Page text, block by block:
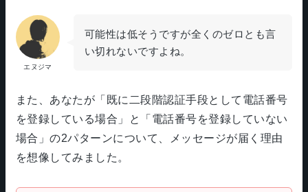
エヌジマ
可能性は低そうですが全くのゼロとも言
い切れないですよね。
また、あなたが「既に二段階認証手段として電話番号
を登録している場合」と「電話番号を登録していない
場合」の2パターンについて、メッセージが届く理由
を想像してみました。